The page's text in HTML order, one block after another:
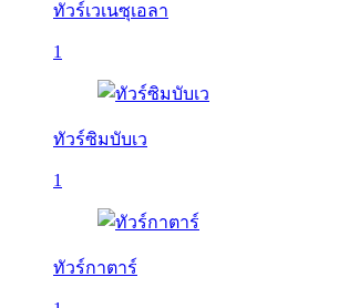
ทัวร์เวเนซุเอลา
1
ทัวร์ซิมบับเว
1
ทัวร์กาตาร์